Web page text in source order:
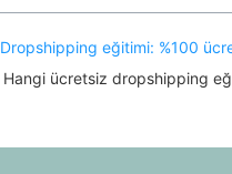
Dropshipping eğitimi: %100
Hangi ücretsiz dropshipping